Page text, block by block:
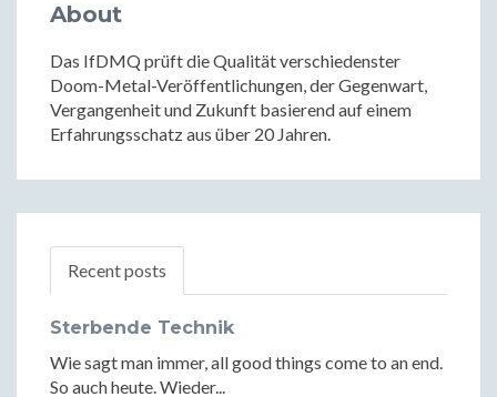
About
Das IfDMQ prüft die Qualität verschiedenster
Doom-Metal-Veröffentlichungen, der Gegenwart,
Vergangenheit und Zukunft basierend auf einem
Erfahrungsschatz aus über 20 Jahren.
Recent posts
Sterbende Technik
Wie sagt man immer, all good things come to an end.
So auch heute. Wieder...